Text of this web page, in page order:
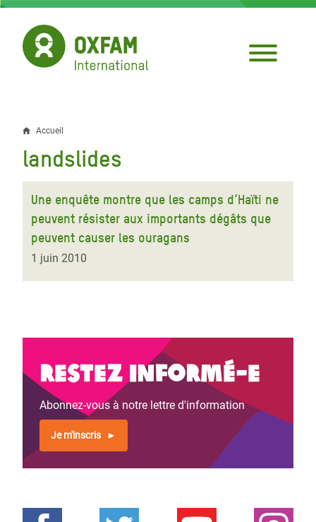
Aller
contenu
principal
Fil
d'Ariane
Accueil
landslides
Une enquête montre que les camps d’Haïti ne
peuvent résister aux importants dégâts que
peuvent causer les ouragans
1 juin 2010
Restez informé-e
Abonnez-vous à notre lettre d'information
Je m'inscris